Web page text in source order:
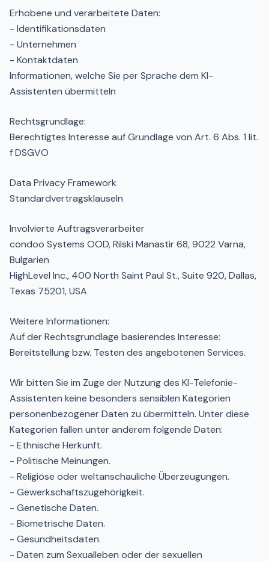
Erhobene und verarbeitete Daten:
- Identifikationsdaten
- Unternehmen
- Kontaktdaten
Informationen, welche Sie per Sprache dem KI-
Assistenten übermitteln
Rechtsgrundlage:
Berechtigtes Interesse auf Grundlage von Art. 6 Abs. 1 lit.
f DSGVO
Data Privacy Framework
Standardvertragsklauseln
Involvierte Auftragsverarbeiter
condoo Systems OOD, Rilski Manastir 68, 9022 Varna,
Bulgarien
HighLevel Inc., 400 North Saint Paul St., Suite 920, Dallas,
Texas 75201, USA
Weitere Informationen:
Auf der Rechtsgrundlage basierendes Interesse:
Bereitstellung bzw. Testen des angebotenen Services.
Wir bitten Sie im Zuge der Nutzung des KI-Telefonie-
Assistenten keine besonders sensiblen Kategorien
personenbezogener Daten zu übermitteln. Unter diese
Kategorien fallen unter anderem folgende Daten:
- Ethnische Herkunft.
- Politische Meinungen.
- Religiöse oder weltanschauliche Überzeugungen.
- Gewerkschaftszugehörigkeit.
- Genetische Daten.
- Biometrische Daten.
- Gesundheitsdaten.
- Daten zum Sexualleben oder der sexuellen